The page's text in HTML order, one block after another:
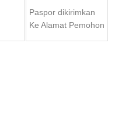
Paspor dikirimkan
Ke Alamat Pemohon